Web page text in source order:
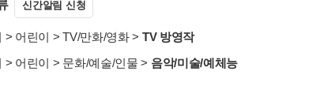
신간알림 신청
> 어린이 >TV/만화/영화> TV 방영작
> 어린이 > 문화/예술/인물 > 음악/미술/예체능